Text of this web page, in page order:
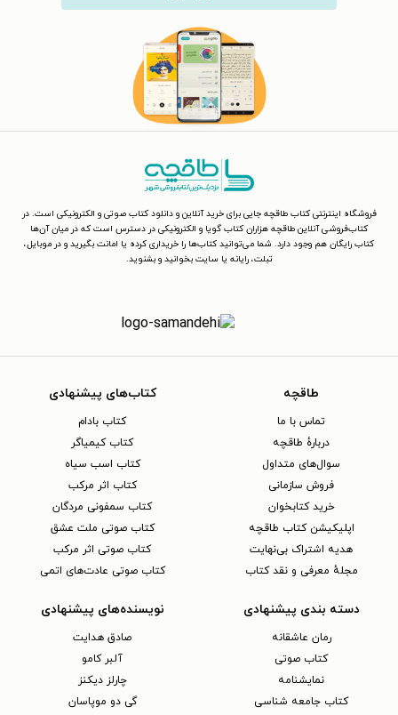
فروشگاه اینترنتی کتاب طاقچه جایی برای خرید آنلاین و دانلود کتاب صوتی و الکترونیکی است. در
کتاب‌فروشی آنلاین طاقچه هزاران کتاب گویا و الکترونیکی در دسترس است که در میان آن‌ها
کتاب رایگان هم وجود دارد. شما می‌توانید کتاب‌ها را خریداری کرده یا امانت بگیرید و در موبایل،
تبلت، رایانه یا سایت بخوانید و بشنوید.
طاقچه
تماس با ما
دربارهٔ طاقچه
سوال‌های متداول
فروش سازمانی
خرید کتابخوان
اپلیکیشن کتاب طاقچه
هدیه اشتراک بی‌نهایت
مجلهٔ معرفی و نقد کتاب
کتاب‌های پیشنهادی
کتاب بادام
کتاب کیمیاگر
کتاب اسب سیاه
کتاب اثر مرکب
کتاب سمفونی مردگان
کتاب صوتی ملت عشق
کتاب صوتی اثر مرکب
کتاب صوتی عادت‌های اتمی
دسته بندی پیشنهادی
رمان عاشقانه
کتاب‌ صوتی
نمایشنامه
کتاب جامعه شناسی
نویسنده‌های پیشنهادی
صادق هدایت
آلبر کامو
چارلز دیکنز
گی دو موپاسان